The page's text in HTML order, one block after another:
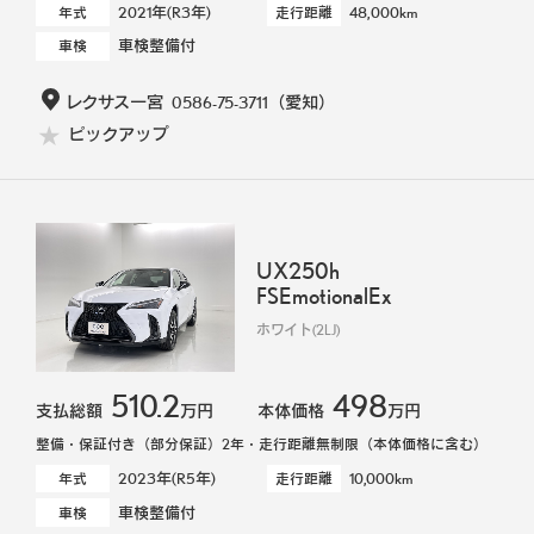
年式
2021年(R3年) 走行距離 48,000km
車検 車検整備付
レクサス一宮 0586-75-3711 （愛知）
ピックアップ
UX250h
FSEmotionalEx
ホワイト(2LJ)
支払総額 510.2万円 本体価格 498万円
整備・保証付き（部分保証）2年・走行距離無制限（本体価格に含む）
年式
2023年(R5年) 走行距離 10,000km
車検 車検整備付